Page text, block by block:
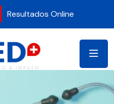
Resultados Online